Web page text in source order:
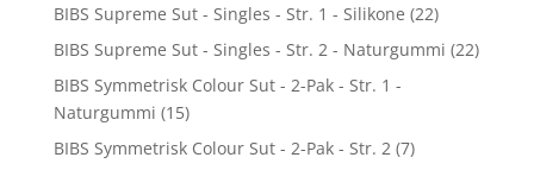
BIBS Supreme Sut - Singles - Str. 1 - Silikone (22)
BIBS Supreme Sut - Singles - Str. 2 - Naturgummi (22)
BIBS Symmetrisk Colour Sut - 2-Pak - Str. 1 -
Naturgummi (15)
BIBS Symmetrisk Colour Sut - 2-Pak - Str. 2 (7)